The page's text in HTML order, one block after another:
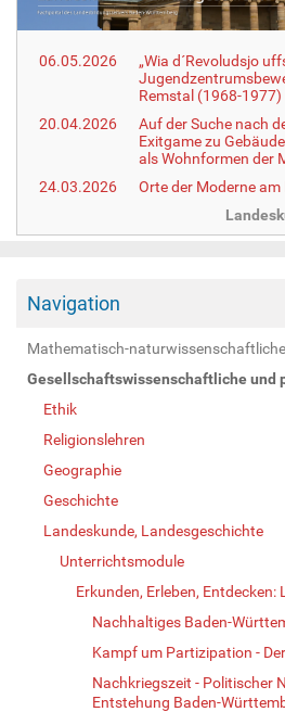
06.05.2026
„Wia d´Revoludsjo
Remstal (1968-1977)
20.04.2026
Auf der Suche nach
Exitgame zu
als Wohnformen der
24.03.2026
Orte der Moderne am
Navigation
Mathematisch-
Gesellschaftswissenschaftliche und
Ethik
Religionslehren
Geographie
Geschichte
Landeskunde, Landesgeschichte
Unterrichtsmodule
Erkunden, Erleben,
Nachhaltiges Baden-
Kampf um Partizipation -
Nachkriegszeit - Politischer
Entstehung Baden-